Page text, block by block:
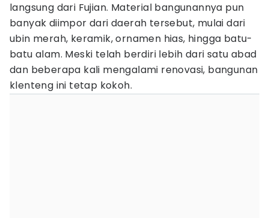
langsung dari Fujian. Material bangunannya pun
banyak diimpor dari daerah tersebut, mulai dari
ubin merah, keramik, ornamen hias, hingga batu-
batu alam. Meski telah berdiri lebih dari satu abad
dan beberapa kali mengalami renovasi, bangunan
klenteng ini tetap kokoh.